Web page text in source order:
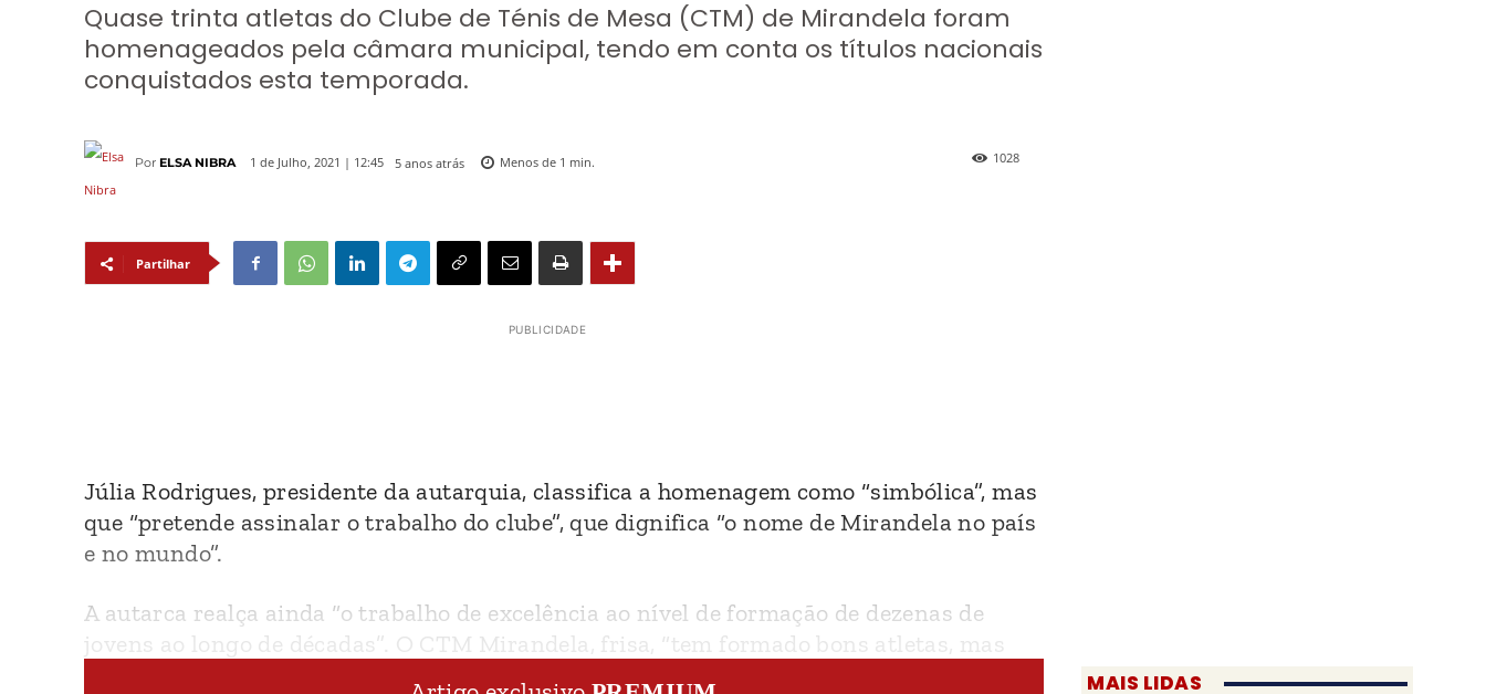
Quase trinta atletas do Clube de Ténis de Mesa (CTM) de Mirandela foram
homenageados pela câmara municipal, tendo em conta os títulos nacionais
conquistados esta temporada.
Por ELSA NIBRA 1 de Julho, 2021 | 12:45 5 anos atrás Menos de 1 min. 1028
Partilhar
PUBLICIDADE
Júlia Rodrigues, presidente da autarquia, classifica a homenagem como “simbólica”, mas
que “pretende assinalar o trabalho do clube”, que dignifica “o nome de Mirandela no país
e no mundo”.
A autarca realça ainda “o trabalho de excelência ao nível de formação de dezenas de
jovens ao longo de décadas”. O CTM Mirandela, frisa, “tem formado bons atletas, mas
MAIS LIDAS